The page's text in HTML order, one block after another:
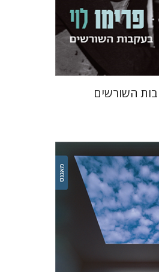
אתר ספר מודפס
$42
$38
השורשים